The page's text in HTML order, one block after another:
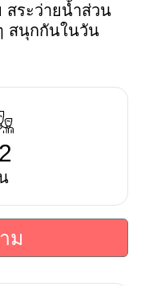
สระว่ายน้ำส่วน
สนุกกันในวัน
ม